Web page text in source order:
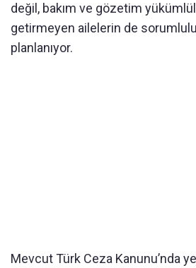
değil, bakım ve gözetim
getirmeyen ailelerin de
planlanıyor.
Mevcut Türk Ceza Kanunu’nda